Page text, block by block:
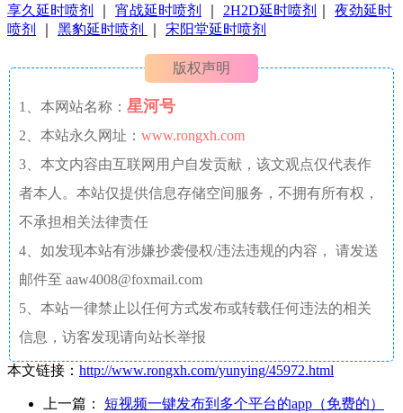
享久延时喷剂
宵战延时喷剂 2H2D延时喷剂
夜劲延时
喷剂
黑豹延时喷剂 宋阳堂延时喷剂
版权声明
1、本网站名称： 星河号
2、本站永久网址： www.rongxh.com
3、本文内容由互联网用户自发贡献，该文观点仅代表作
者本人。本站仅提供信息存储空间服务，不拥有所有权，
不承担相关法律责任
4、如发现本站有涉嫌抄袭侵权/违法违规的内容， 请发送
邮件至 aaw4008@foxmail.com
5、本站一律禁止以任何方式发布或转载任何违法的相关
信息，访客发现请向站长举报
本文链接： http://www.rongxh.com/yunying/45972.html
上一篇： 短视频一键发布到多个平台的app（免费的）